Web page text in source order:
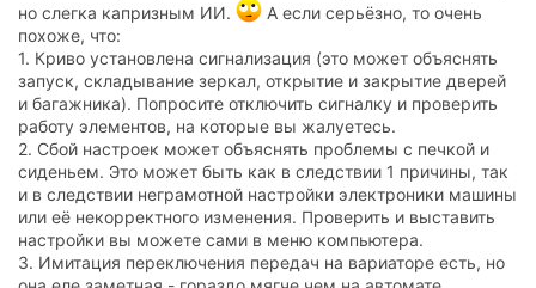
но слегка капризным ИИ.
А если серьёзно, то очень
похоже, что:
1. Криво установлена сигнализация (это может объяснять
запуск, складывание зеркал, открытие и закрытие дверей
и багажника). Попросите отключить сигналку и проверить
работу элементов, на которые вы жалуетесь.
2. Сбой настроек может объяснять проблемы с печкой и
сиденьем. Это может быть как в следствии 1 причины, так
и в следствии неграмотной настройки электроники машины
или её некорректного изменения. Проверить и выставить
настройки вы можете сами в меню компьютера.
3. Имитация переключения передач на вариаторе есть, но